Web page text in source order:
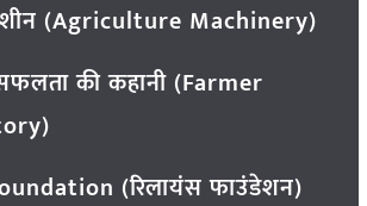
(Agriculture Machinery)
की कहानी (Farmer
(रिलायंस फाउंडेशन)